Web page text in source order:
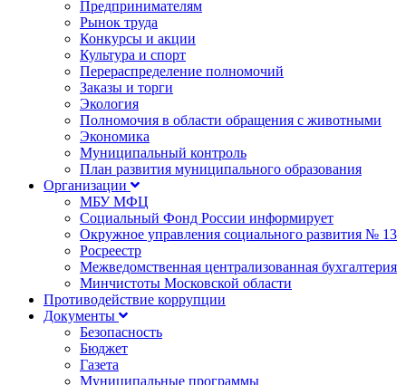
Предпринимателям
Рынок труда
Конкурсы и акции
Культура и спорт
Перераспределение полномочий
Заказы и торги
Экология
Полномочия в области обращения с животными
Экономика
Муниципальный контроль
План развития муниципального образования
Организации
МБУ МФЦ
Социальный Фонд России информирует
Окружное управления социального развития № 13
Росреестр
Межведомственная централизованная бухгалтерия
Минчистоты Московской области
Противодействие коррупции
Документы
Безопасность
Бюджет
Газета
Муниципальные программы